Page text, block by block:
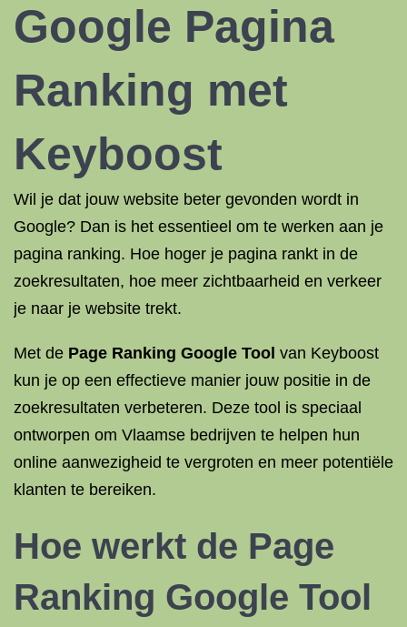
Google Pagina
Ranking met
Keyboost
Wil je dat jouw website beter gevonden wordt in
Google? Dan is het essentieel om te werken aan je
pagina ranking. Hoe hoger je pagina rankt in de
zoekresultaten, hoe meer zichtbaarheid en verkeer
je naar je website trekt.
Met de Page Ranking Google Tool van Keyboost
kun je op een effectieve manier jouw positie in de
zoekresultaten verbeteren. Deze tool is speciaal
ontworpen om Vlaamse bedrijven te helpen hun
online aanwezigheid te vergroten en meer potentiële
klanten te bereiken.
Hoe werkt de Page
Ranking Google Tool